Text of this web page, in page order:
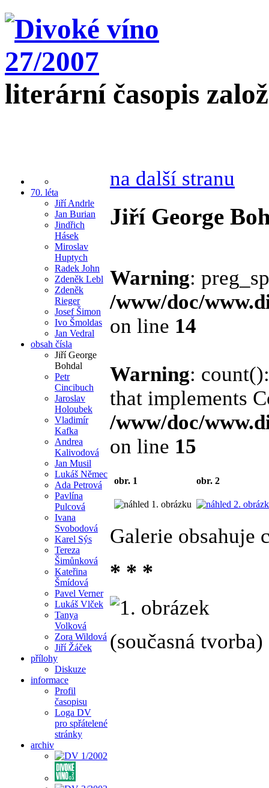
literární časopis
70. léta
Jiří Andrle
Jan Burian
Jindřich
Hásek
Miroslav
Huptych
Radek John
Zdeněk Lebl
Zdeněk
Rieger
Josef Šimon
Ivo Šmoldas
Jan Vedral
obsah čísla
Jiří George
Bohdal
Petr
Cincibuch
Jaroslav
Holoubek
Vladimír
Kafka
Andrea
Kalivodová
Jan Musil
Lukáš Němec
Ada Petrová
Pavlína
Pulcová
Ivana
Svobodová
Karel Sýs
Tereza
Šimůnková
Kateřina
Šmídová
Pavel Verner
Lukáš Vlček
Tanya
Volková
Zora Wildová
Jiří Žáček
přílohy
Diskuze
informace
Profil
časopisu
Loga DV
pro spřátelené
stránky
archiv
na další stranu
Jiří George
Warning:
/www/doc/
on line 14
Warning:
that implements
/www/doc/
on line 15
obr. 1 obr. 2
Galerie obsahuje
* * *
(současná tvorba)